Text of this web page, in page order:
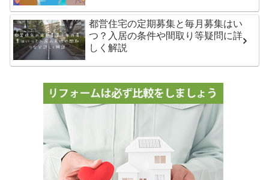
都営住宅の定期募集と毎月募集はい
つ？入居の条件や間取り等疑問に詳
しく解説